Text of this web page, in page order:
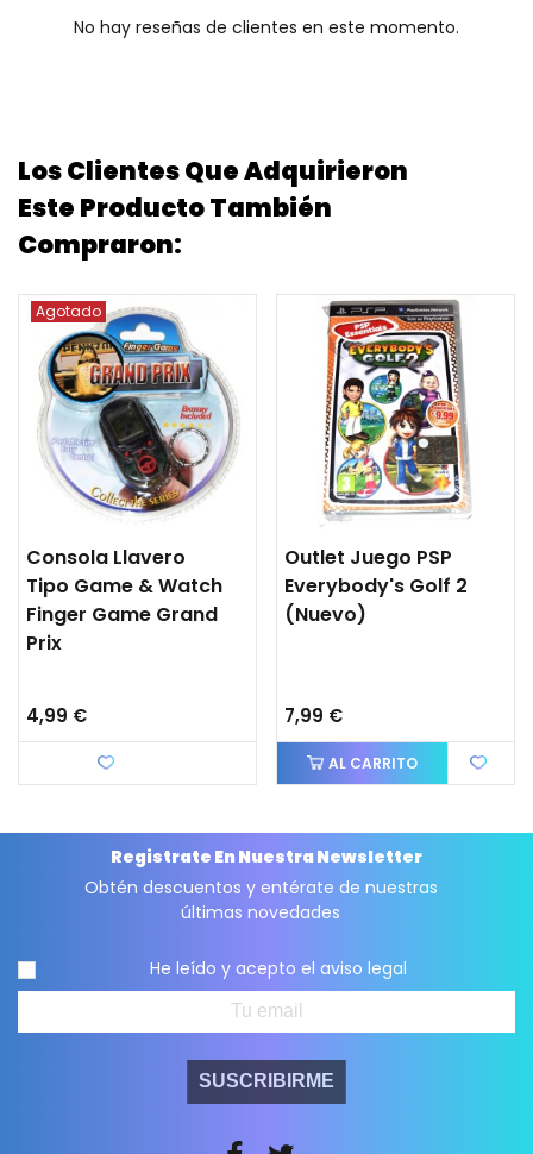
No hay reseñas de clientes en este momento.
Los Clientes Que Adquirieron
Este Producto También
Compraron:
Agotado
Consola Llavero
Tipo Game & Watch
Finger Game Grand
Prix
4,99 €
Outlet Juego PSP
Everybody's Golf 2
(nuevo)
7,99 €
AL CARRITO
Registrate En Nuestra Newsletter
Obtén descuentos y entérate de nuestras
últimas novedades
He leído y acepto el aviso legal
SUSCRIBIRME